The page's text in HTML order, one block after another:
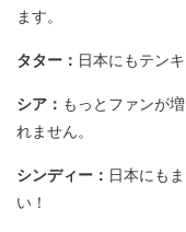
ます。
タター： 日本にもテン
シア： もっとファンが
れません。
シンディー： 日本にも
い！